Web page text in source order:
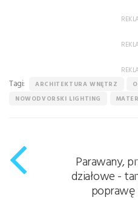
Tagi: ARCHITEKTURA WNĘTRZ
NOWODVORSKI LIGHTING
Parawany,
działowe -
poprawę